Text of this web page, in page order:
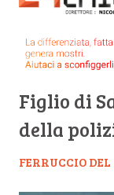
Figlio di
della
FERRUCCIO DEL